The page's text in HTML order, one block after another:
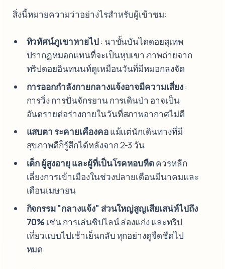
สิ่งนี้หมายความว่าอย่างไรสำหรับผู้เข้าชม:
ทิวทัศน์ภูเขาหายไป: นาขั้นบันไดดอยสุเทพ
ปรากฏหมอกแทนที่จะเป็นหุบเขา ภาพถ่ายจาก
ทริปดอยอินทนนท์ดูเหมือนวันที่มีหมอกลงจัด
การออกกำลังกายกลางแจ้งอาจมีความเสี่ยง:
การวิ่ง การปั่นจักรยาน การเดินป่า อาจเป็น
อันตรายต่อร่างกายในวันที่สภาพอากาศไม่ดี
แสบตา ระคายเคืองคอแม้แต่นักเดินทางที่มี
สุขภาพดีก็รู้สึกได้หลังจาก 2-3 วัน
เด็ก ผู้สูงอายุ และผู้ที่เป็นโรคหอบหืดควรหลีก
เลี่ยงการเข้าเมืองในช่วงปลายเดือนมีนาคมและ
เดือนเมษายน
กิจกรรม "กลางแจ้ง" ส่วนใหญ่สูญเสียเสน่ห์ไปถึง
70%เช่น การเล่นซิปไลน์ ล่องแก่ง และทริป
เที่ยวแบบไปเช้าเย็นกลับ ทุกอย่างดูจืดชืดไป
หมด